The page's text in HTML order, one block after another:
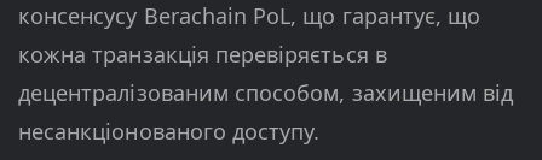
консенсусу Berachain PoL, що гарантує, що
кожна транзакція перевіряється в
децентралізованим способом, захищеним від
несанкціонованого доступу.